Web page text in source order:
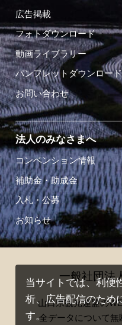
広告掲載
フォトダウンロード
動画ライブラリー
パンフレットダウンロード
お問い合わせ
法人のみなさまへ
コンベンション情報
補助金・助成金
入札・公募
お知らせ
一般社団法
山口県観光連盟の
全データについて無
当サイトでは、利便
析、広告配信のため
す。